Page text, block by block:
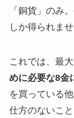
「銅貨」のみ
しか得られませ
これでは、最
めに必要な8金
を買っている
仕方のないこと